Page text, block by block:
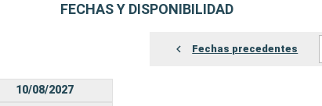
FECHAS Y DISPONIBILIDAD
Fechas precedentes
10/08/2027